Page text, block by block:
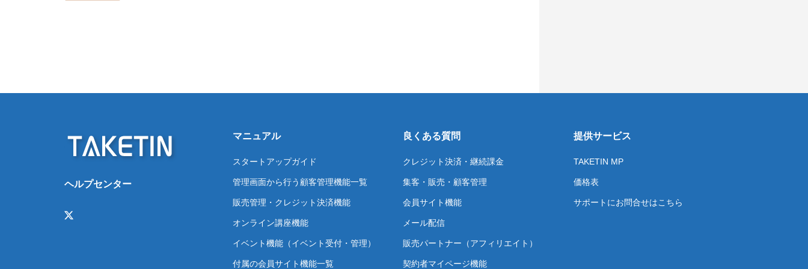
マニュアル
スタートアップガイド
管理画面から行う顧客管理機能一覧
販売管理・クレジット決済機能
オンライン講座機能
イベント機能（イベント受付・管理）
付属の会員サイト機能一覧
良くある質問
クレジット決済・継続課金
集客・販売・顧客管理
会員サイト機能
メール配信
販売パートナー（アフィリエイト）
契約者マイページ機能
提供サービス
TAKETIN MP
価格表
サポートにお問合せはこちら
ヘルプセンター